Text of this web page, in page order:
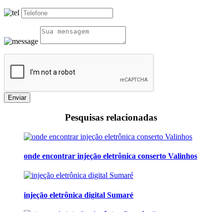
Enviar
Pesquisas relacionadas
onde encontrar injeção eletrônica conserto Valinhos
injeção eletrônica digital Sumaré